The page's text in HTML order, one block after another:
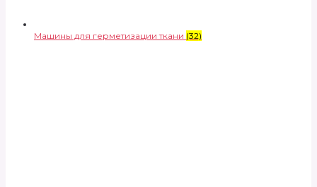
Машины для герметизации ткани (32)